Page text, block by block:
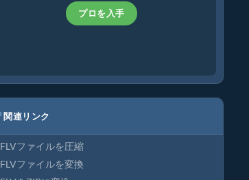
プロを入手
関連リンク
FLVファイルを圧縮
FLVファイルを変換